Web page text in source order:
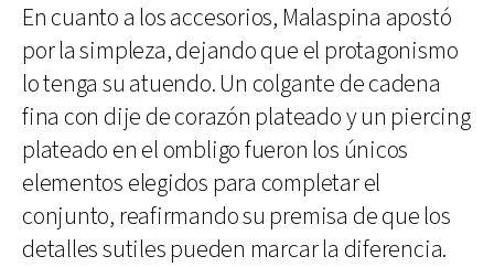
En cuanto a los accesorios, Malaspina apostó
por la simpleza, dejando que el protagonismo
lo tenga su atuendo. Un colgante de cadena
fina con dije de corazón plateado y un piercing
plateado en el ombligo fueron los únicos
elementos elegidos para completar el
conjunto, reafirmando su premisa de que los
detalles sutiles pueden marcar la diferencia.